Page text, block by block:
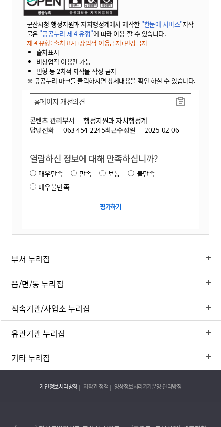
군산시청 행정지원과 자치행정계에서 제작한 "한눈에 서비스"저작
물은 "공공누리 제 4 유형"에 따라 이용 할 수 있습니다.
제 4 유형: 출처표시+상업적 이용금지+변경금지
출처표시
비상업적 이용만 가능
변형 등 2차적 저작물 작성 금지
※ 공공누리 마크를 클릭하시면 상세내용을 확인 하실 수 있습니다.
콘텐츠 관리부서
행정지원과 자치행정계
담당전화
063-454-2245최근수정일 2025-02-06
홈페이지 개선의견
열람하신 정보에 대해 만족하십니까?
매우만족 만족 보통
불만족
매우불만족
부서 누리집
읍/면/동 누리집
직속기관/사업소 누리집
유관기관 누리집
기타 누리집
개인정보처리방침 저작권 정책 영상정보처리기기운영·관리방침